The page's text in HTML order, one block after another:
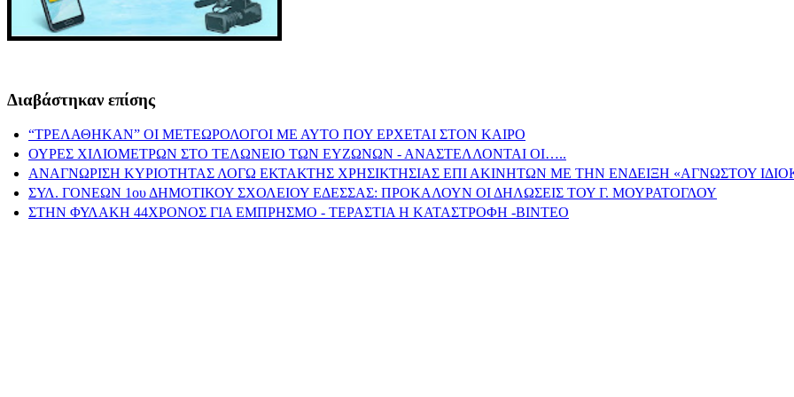
Διαβάστηκαν επίσης
“ΤΡΕΛΑΘΗΚΑΝ” ΟΙ ΜΕΤΕΩΡΟΛΟΓΟΙ ΜΕ ΑΥΤΟ ΠΟΥ ΕΡΧΕΤΑΙ ΣΤΟΝ ΚΑΙΡΟ
ΟΥΡΕΣ ΧΙΛΙΟΜΕΤΡΩΝ ΣΤΟ ΤΕΛΩΝΕΙΟ ΤΩΝ ΕΥΖΩΝΩΝ - ΑΝΑΣΤΕΛΛΟΝΤΑΙ ΟΙ…..
ΑΝΑΓΝΩΡΙΣΗ ΚΥΡΙΟΤΗΤΑΣ ΛΟΓΩ ΕΚΤΑΚΤΗΣ ΧΡΗΣΙΚΤΗΣΙΑΣ ΕΠΙ ΑΚΙΝΗΤΩΝ ΜΕ ΤΗΝ ΕΝΔΕΙΞΗ «ΑΓΝΩΣΤΟΥ
ΣΥΛ. ΓΟΝΕΩΝ 1ου ΔΗΜΟΤΙΚΟΥ ΣΧΟΛΕΙΟΥ ΕΔΕΣΣΑΣ: ΠΡΟΚΑΛΟΥΝ ΟΙ ΔΗΛΩΣΕΙΣ ΤΟΥ Γ. ΜΟΥΡΑΤΟΓΛΟΥ
ΣΤΗΝ ΦΥΛΑΚΗ 44ΧΡΟΝΟΣ ΓΙΑ ΕΜΠΡΗΣΜΟ - ΤΕΡΑΣΤΙΑ Η ΚΑΤΑΣΤΡΟΦΗ -ΒΙΝΤΕΟ